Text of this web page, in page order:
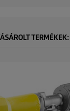
TERMÉKEK: